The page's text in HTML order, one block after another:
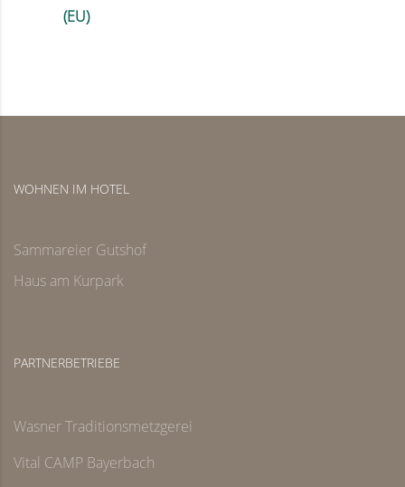
(EU)
WOHNEN IM HOTEL
Sammareier Gutshof
Haus am Kurpark
PARTNERBETRIEBE
Wasner Traditionsmetzgerei
Vital CAMP Bayerbach